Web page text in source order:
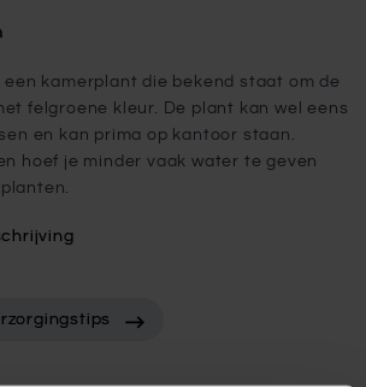
een kamerplant die bekend staat om de
felgroene kleur. De plant kan wel eens
en kan prima op kantoor staan.
hoef je minder vaak water te geven